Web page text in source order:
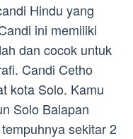
Hindu yang
ini memiliki
dan cocok untuk
Candi Cetho
kota Solo. Kamu
Solo Balapan
sekitar 2